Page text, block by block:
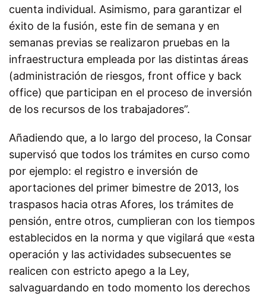
cuenta individual. Asimismo, para garantizar el
éxito de la fusión, este fin de semana y en
semanas previas se realizaron pruebas en la
infraestructura empleada por las distintas áreas
(administración de riesgos, front office y back
office) que participan en el proceso de inversión
de los recursos de los trabajadores”.
Añadiendo que, a lo largo del proceso, la Consar
supervisó que todos los trámites en curso como
por ejemplo: el registro e inversión de
aportaciones del primer bimestre de 2013, los
traspasos hacia otras Afores, los trámites de
pensión, entre otros, cumplieran con los tiempos
establecidos en la norma y que vigilará que «esta
operación y las actividades subsecuentes se
realicen con estricto apego a la Ley,
salvaguardando en todo momento los derechos